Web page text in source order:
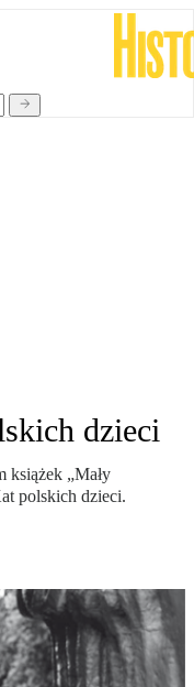
dzieci
książek „Mały
polskich dzieci.